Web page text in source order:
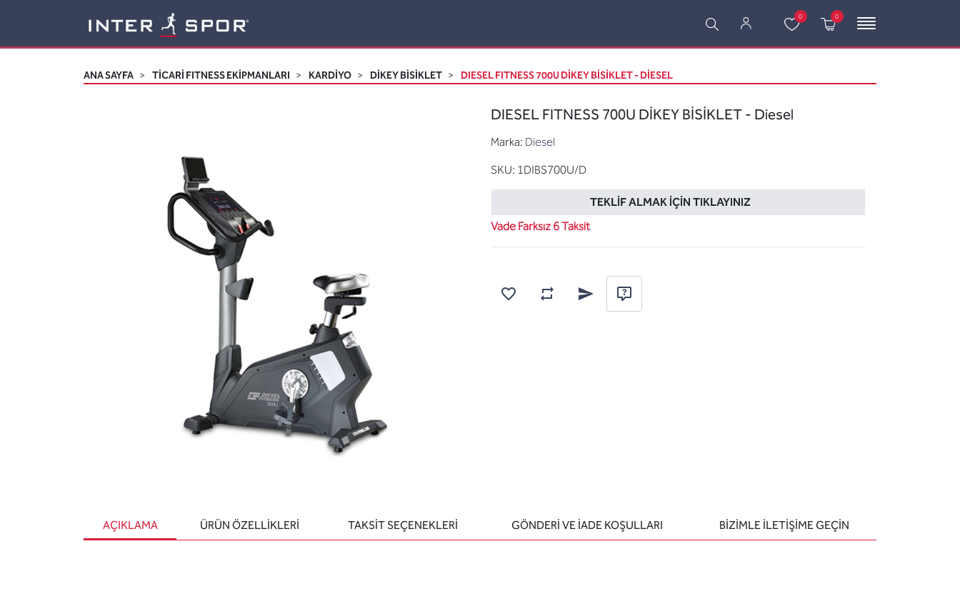
0 0
ANA SAYFA TİCARİ FITNESS EKİPMANLARI KARDİYO DIKEY BISIKLET DIESEL FITNESS 700U DİKEY BİSİKLET - DIESEL
DIESEL FITNESS 700U DİKEY BİSİKLET - Diesel
Marka: Diesel
SKU: 1DIBS700U/D
TEKLIF ALMAK İÇIN TIKLAYINIZ
Vade Farksız 6 Taksit
Favorilere ekle
Karşılaştırma listesine ekle
Arkadaşına e-posta ile gönder
Soru sor
AÇIKLAMA ÜRÜN ÖZELLIKLERI TAKSİT SEÇENEKLERİ GÖNDERİ VE İADE KOŞULLARI BIZIMLE ILETIŞIME GEÇIN